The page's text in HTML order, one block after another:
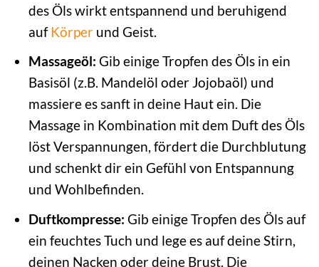
des Öls wirkt entspannend und beruhigend
aufKörperund Geist.
Massageöl: Gib einige Tropfen des Öls in ein
Basisöl (z.B. Mandelöl oder Jojobaöl) und
massiere es sanft in deine Haut ein. Die
Massage in Kombination mit dem Duft des Öls
löst Verspannungen, fördert die Durchblutung
und schenkt dir ein Gefühl von Entspannung
und Wohlbefinden.
Duftkompresse: Gib einige Tropfen des Öls auf
ein feuchtes Tuch und lege es auf deine Stirn,
deinen Nacken oder deine Brust. Die